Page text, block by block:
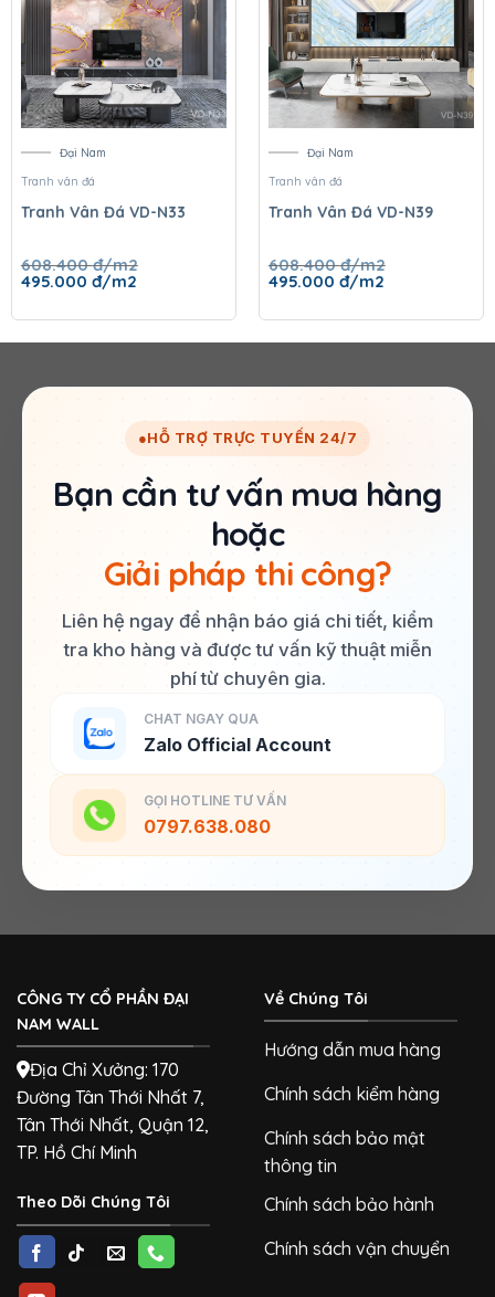
Đại Nam
Tranh vân đá
Tranh Vân Đá VD-N33
608.400đ/m2
Giá
gốc
608.400 đ/m2.
495.000 đ/m2Giá
hiện
là:
Đại Nam
Tranh vân đá
Tranh Vân Đá VD-N39
608.400đ/m2
Giá
gốc
608.400 đ/m2.
495.000 đ/m2Giá
hiện
là:
●HỖ TRỢ TRỰC TUYẾN 24/7
Bạn cần tư vấn mua hàng
hoặc
Giải pháp thi công?
Liên hệ ngay để nhận báo giá chi tiết, kiểm
tra kho hàng và được tư vấn kỹ thuật miễn
phí từ chuyên gia.
CHAT NGAY QUA
Zalo Official Account
GỌI HOTLINE TƯ VẤN
0797.638.080
CÔNG TY CỔ PHẦN ĐẠI
NAM WALL
Địa Chỉ Xưởng: 170
Đường Tân Thới Nhất 7,
Tân Thới Nhất, Quận 12,
TP. Hồ Chí Minh
Theo Dõi Chúng Tôi
Về Chúng Tôi
Hướng dẫn mua hàng
Chính sách kiểm hàng
Chính sách bảo mật
thông tin
Chính sách bảo hành
Chính sách vận chuyển